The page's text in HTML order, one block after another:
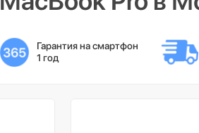
Гарантия на смартфон
1 год